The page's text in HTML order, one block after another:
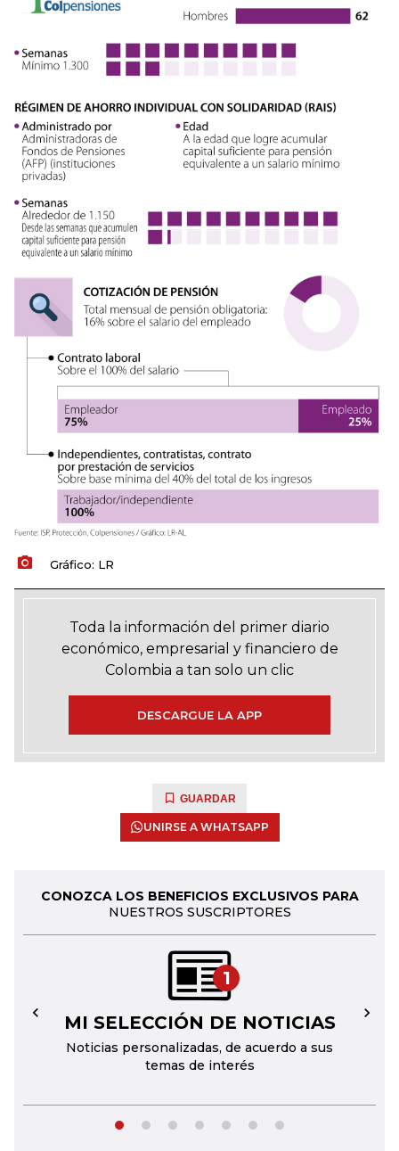
Gráfico: LR
Toda la información del primer diario
económico, empresarial y financiero de
Colombia a tan solo un clic
DESCARGUE LA APP
GUARDAR
UNIRSE A WHATSAPP
CONOZCA LOS BENEFICIOS EXCLUSIVOS PARA
NUESTROS SUSCRIPTORES
1
MI SELECCIÓN DE NOTICIAS
Noticias personalizadas, de acuerdo a sus
temas de interés
← →